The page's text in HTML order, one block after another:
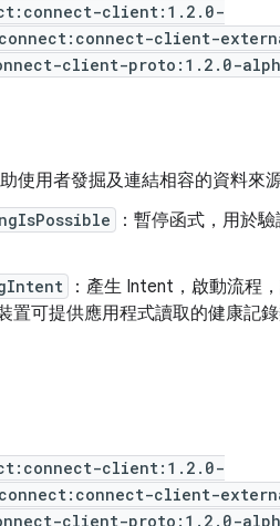
client:1.2.0-
client-
client-proto:1.2.0-
使用者發掘及連結相容的資料來
：暫停函式，用於
：產生 Intent，啟動流程
置可提供應用程式讀取的健康記錄
client:1.2.0-
client-
client-proto:1.2.0-